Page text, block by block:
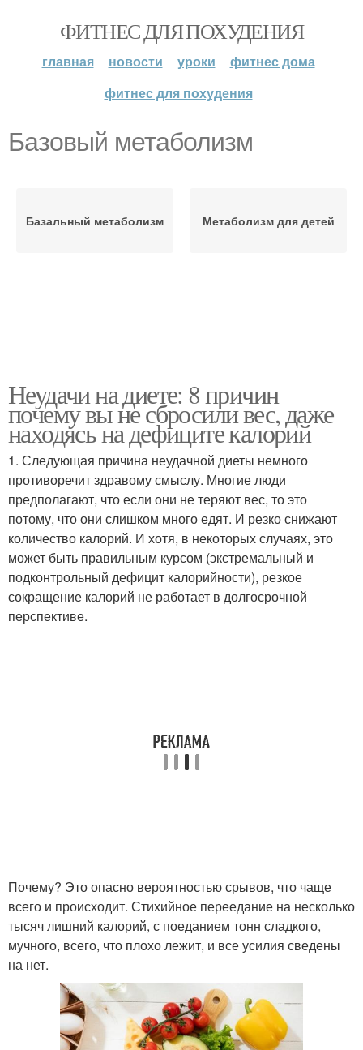
ФИТНЕС ДЛЯ ПОХУДЕНИЯ
главная новости уроки
фитнес дома
фитнес для похудения
Базовый метаболизм
Базальный метаболизм Метаболизм для детей
Неудачи на диете: 8 причин
почему вы не сбросили вес, даже
находясь на дефиците калорий
1. Следующая причина неудачной диеты немного
противоречит здравому смыслу. Многие люди
предполагают, что если они не теряют вес, то это
потому, что они слишком много едят. И резко снижают
количество калорий. И хотя, в некоторых случаях, это
может быть правильным курсом (экстремальный и
подконтрольный дефицит калорийности), резкое
сокращение калорий не работает в долгосрочной
перспективе.
Почему? Это опасно вероятностью срывов, что чаще
всего и происходит. Стихийное переедание на несколько
тысяч лишний калорий, с поеданием тонн сладкого,
мучного, всего, что плохо лежит, и все усилия сведены
на нет.